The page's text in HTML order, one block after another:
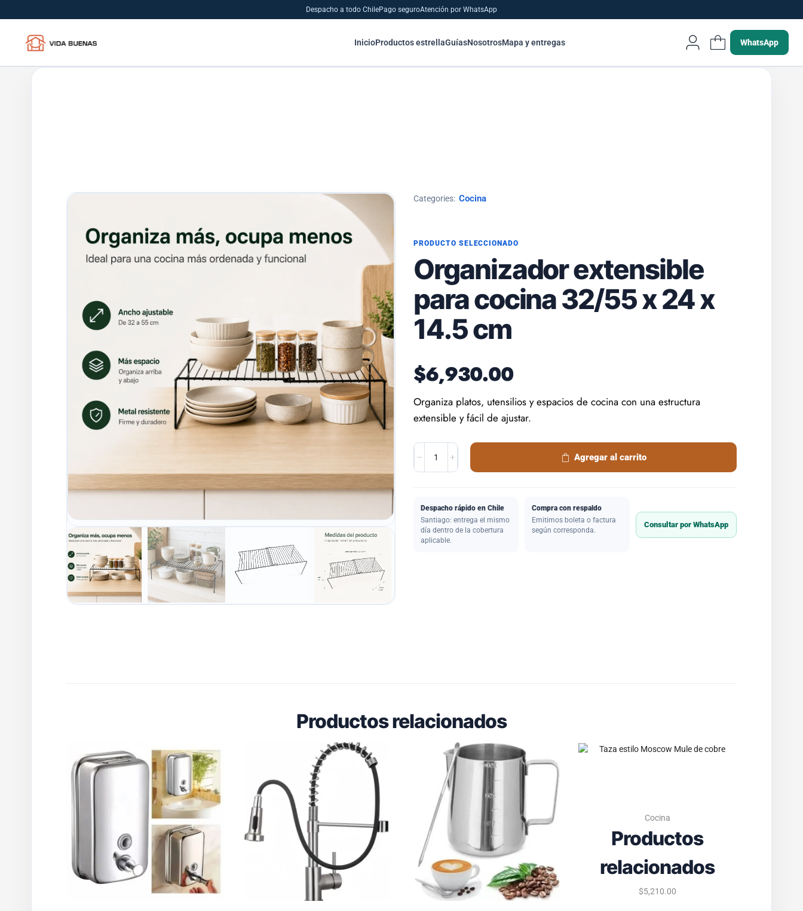
Despacho a todo ChilePago seguroAtención por WhatsApp
InicioProductos estrellaGuíasNosotrosMapa y entregas WhatsApp
PRODUCTO SELECCIONADO
Organizador extensible
para cocina 32/55 x 24 x
14.5 cm
Categories: Cocina
$6,930.00
Organiza platos, utensilios y espacios de cocina con una estructura
extensible y fácil de ajustar.
Agregar al carrito
Despacho rápido en Chile
Santiago: entrega el mismo
día dentro de la cobertura
aplicable.
Compra con respaldo
Emitimos boleta o factura
según corresponda.
Consultar por WhatsApp
Productos relacionados
Cocina
Productos
relacionados
$5,210.00